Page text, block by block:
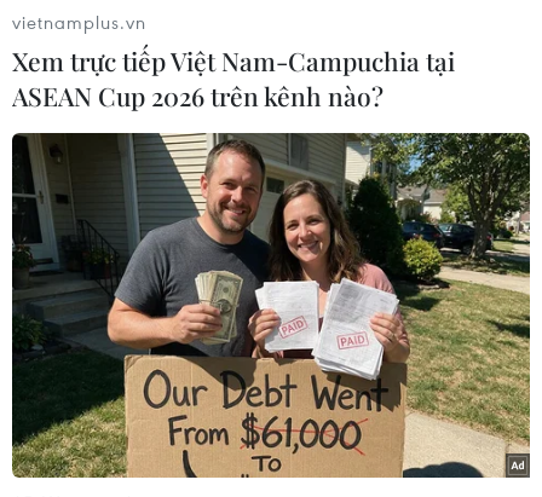
mỗi sản phẩm cấy ghép hoặc tổn thương của
từng người.
Đại học Y Hà Nội trình bày tại hội thảo khoa học
"Vật liệu y sinh PEEK và công nghệ 3D: Bước
tiến mới trong chấn thương chỉnh hình" do
Bệnh viện đa khoa Xanh Pôn tổ chức ngày 8/11.
Mặc dù PEEK là vật liệu có nhiều khả năng để
cấy ghép thay thế mô xương nhưng PEEK cũng
là loại vật liệu tương đối "khó tính" vì nhiệt độ
nóng chảy cao, khó chế tạo bằng công nghệ in
3D.
Để đáp ứng nhu cầu chế tạo các sản phẩm từ
vietnamplus.vn
Xem trực tiếp Việt Nam-Campuchia tại
ASEAN Cup 2026 trên kênh nào?